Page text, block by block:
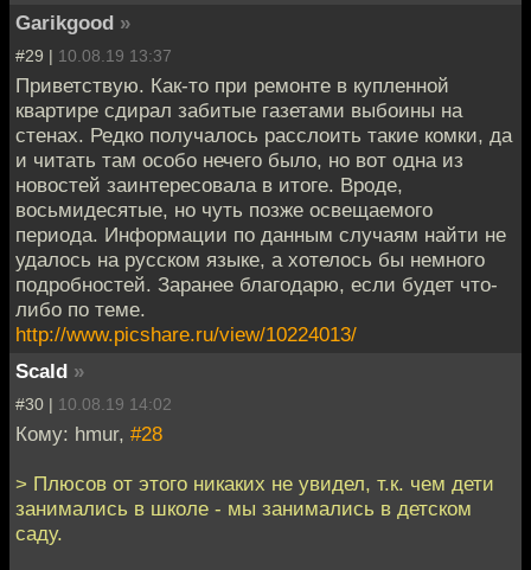
Garikgood »
#29 | 10.08.19 13:37
Приветствую. Как-то при ремонте в купленной
квартире сдирал забитые газетами выбоины на
стенах. Редко получалось расслоить такие комки, да
и читать там особо нечего было, но вот одна из
новостей заинтересовала в итоге. Вроде,
восьмидесятые, но чуть позже освещаемого
периода. Информации по данным случаям найти не
удалось на русском языке, а хотелось бы немного
подробностей. Заранее благодарю, если будет что-
либо по теме.
http://www.picshare.ru/view/10224013/
Scald »
#30 | 10.08.19 14:02
Кому: hmur, #28
> Плюсов от этого никаких не увидел, т.к. чем дети
занимались в школе - мы занимались в детском
саду.